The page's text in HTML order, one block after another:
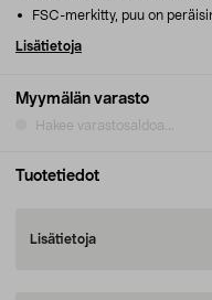
Myymälän varasto
Hakee varastosaldoa...
FSC-merkitty, puu on
Lisätietoja
Tuotetiedot
Lisätietoja